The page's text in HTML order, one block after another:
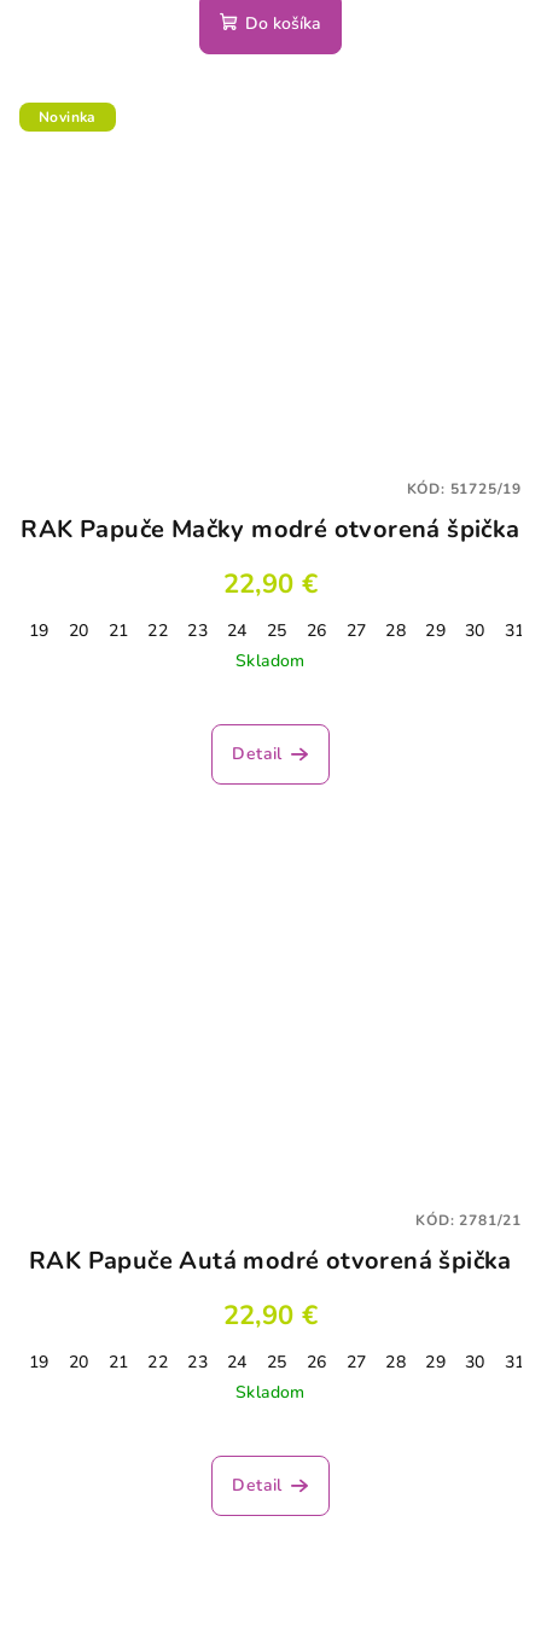
Do košíka
Novinka
RAK Papuče Mačky modré otvorená špička
22,90 €
19 20 21 22 23 24 25 26 27 28 29 30
31
Skladom
Detail
KÓD: 51725/19
RAK Papuče Autá modré otvorená špička
22,90 €
19 20 21 22 23 24 25 26 27 28 29 30
31
Skladom
hodnotenie
produktu
Detail
KÓD:2781/21